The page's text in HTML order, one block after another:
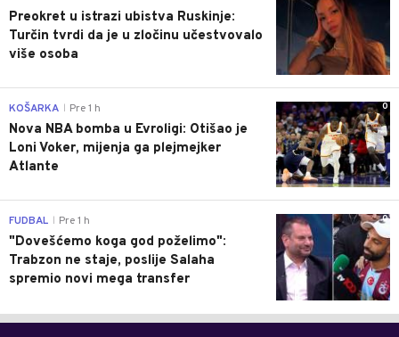
Preokret u istrazi ubistva Ruskinje:
Turčin tvrdi da je u zločinu učestvovalo
više osoba
0
KOŠARKA Pre 1 h
Nova NBA bomba u Evroligi: Otišao je
Loni Voker, mijenja ga plejmejker
Atlante
0
FUDBAL Pre 1 h
"Dovešćemo koga god poželimo":
Trabzon ne staje, poslije Salaha
spremio novi mega transfer